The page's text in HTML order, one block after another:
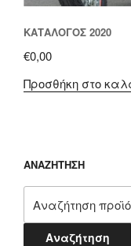
ΚΑΤΆΛΟΓΟΣ 2020
€0,00
Προσθήκη στο
ΑΝΑΖΗΤΗΣΗ
για:
Αναζήτηση